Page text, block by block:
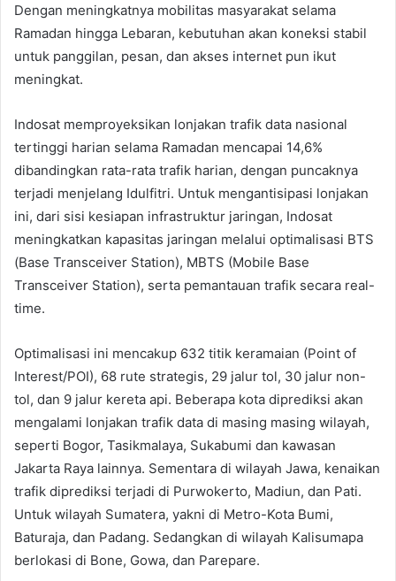
Dengan meningkatnya mobilitas masyarakat selama
Ramadan hingga Lebaran, kebutuhan akan koneksi stabil
untuk panggilan, pesan, dan akses internet pun ikut
meningkat.
Indosat memproyeksikan lonjakan trafik data nasional
tertinggi harian selama Ramadan mencapai 14,6%
dibandingkan rata-rata trafik harian, dengan puncaknya
terjadi menjelang Idulfitri. Untuk mengantisipasi lonjakan
ini, dari sisi kesiapan infrastruktur jaringan, Indosat
meningkatkan kapasitas jaringan melalui optimalisasi BTS
(Base Transceiver Station), MBTS (Mobile Base
Transceiver Station), serta pemantauan trafik secara real-
time.
Optimalisasi ini mencakup 632 titik keramaian (Point of
Interest/POI), 68 rute strategis, 29 jalur tol, 30 jalur non-
tol, dan 9 jalur kereta api. Beberapa kota diprediksi akan
mengalami lonjakan trafik data di masing masing wilayah,
seperti Bogor, Tasikmalaya, Sukabumi dan kawasan
Jakarta Raya lainnya. Sementara di wilayah Jawa, kenaikan
trafik diprediksi terjadi di Purwokerto, Madiun, dan Pati.
Untuk wilayah Sumatera, yakni di Metro-Kota Bumi,
Baturaja, dan Padang. Sedangkan di wilayah Kalisumapa
berlokasi di Bone, Gowa, dan Parepare.